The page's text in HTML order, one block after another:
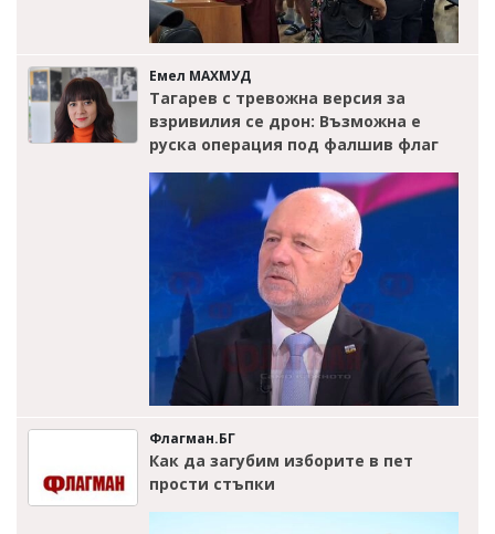
Емел МАХМУД
Тагарев с тревожна версия за
взривилия се дрон: Възможна е
руска операция под фалшив флаг
Флагман.БГ
Как да загубим изборите в пет
прости стъпки